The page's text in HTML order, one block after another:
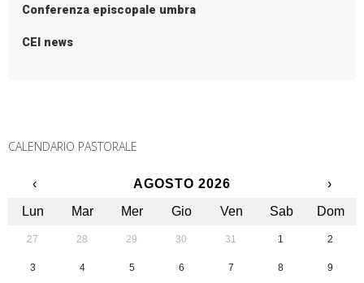
Conferenza episcopale umbra
CEI news
CALENDARIO PASTORALE
‹ AGOSTO 2026
›
Lun
Mar Mer Gio Ven Sab Dom
27 28 29 30 31 1 2
3 4 5 6 7 8 9